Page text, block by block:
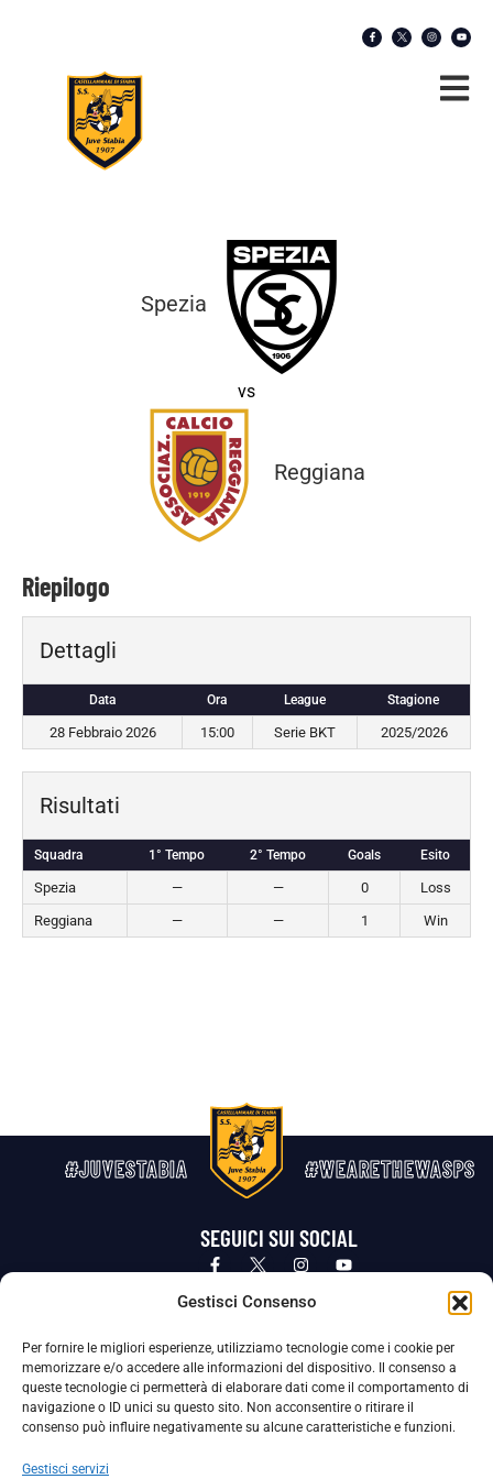
Gestisci Consenso
Per fornire le migliori esperienze, utilizziamo tecnologie come i cookie per
memorizzare e/o accedere alle informazioni del dispositivo. Il consenso a
queste tecnologie ci permetterà di elaborare dati come il comportamento di
navigazione o ID unici su questo sito. Non acconsentire o ritirare il
consenso può influire negativamente su alcune caratteristiche e funzioni.
Gestisci servizi
Spezia
vs
Reggiana
Riepilogo
Dettagli
Data Ora League Stagione
28 Febbraio 2026 15:00 Serie BKT 2025/2026
Risultati
Squadra 1° Tempo 2° Tempo Goals Esito
Spezia — — 0
Loss
Reggiana
— — 1 Win
#JUVESTABIA #WEARETHEWASPS
SEGUICI SUI SOCIAL
Privacy Policy Cookie Policy
La Società ha nominato il Responsabile della Protezione dei Dati Personali (DPO), figura specializzata che vigila sulle modalità
adottate dalla nostra Società per tutelare i Suoi dati personali.
Per contattare il DPO può scrivere a